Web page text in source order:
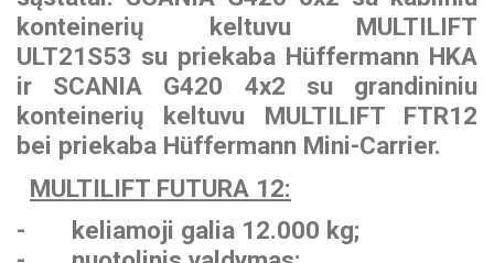
KLUBB žmonių kėlimo
platforma
MOFFETT šakiniai
krautuvai
ZEPRO galinio borto
keltuvai
Statybinės technikos
pervežimo platformos
Stiklovežiai
puspriekabės
Paukščių gabenimo
puspriekabės
BEZARES hidraulikos
komponentai
WIPRO (NUMMI)
savivarčių cilindrai
PADOAN hidrauliniai bakai
HIAB aksesuarai
INTERMERCATO svėrimo
sistemos
valdymo sistemos
KINSHOFER kaušai
konteinerių keltuvu MULTILIFT
ULT21S53 su priekaba Hüffermann HKA
ir SCANIA G420 4x2 su grandininiu
konteinerių keltuvu MULTILIFT FTR12
bei priekaba Hüffermann Mini-Carrier.
MULTILIFT FUTURA 12:
- keliamoji galia 12.000 kg;